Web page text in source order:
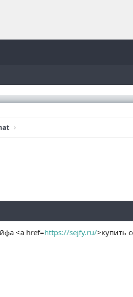
<a href=https://sejfy.ru/>купить